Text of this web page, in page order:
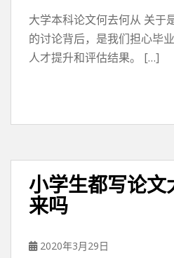
大学本科论文何去何从 关于
的讨论背后，是我们担心毕
人才提升和评估结果。 […]
小学生都写论文
来吗
2020年3月29日